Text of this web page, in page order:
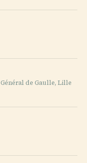
de Gaulle, Lille